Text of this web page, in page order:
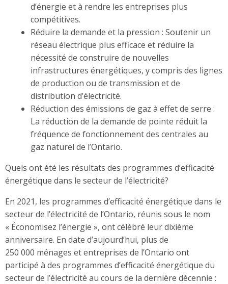
d’énergie et à rendre les entreprises plus
compétitives.
Réduire la demande et la pression : Soutenir un
réseau électrique plus efficace et réduire la
nécessité de construire de nouvelles
infrastructures énergétiques, y compris des lignes
de production ou de transmission et de
distribution d’électricité.
Réduction des émissions de gaz à effet de serre :
La réduction de la demande de pointe réduit la
fréquence de fonctionnement des centrales au
gaz naturel de l’Ontario.
Quels ont été les résultats des programmes d’efficacité
énergétique dans le secteur de l’électricité?
En 2021, les programmes d’efficacité énergétique dans le
secteur de l’électricité de l’Ontario, réunis sous le nom
« Économisez l’énergie », ont célébré leur dixième
anniversaire. En date d’aujourd’hui, plus de
250 000 ménages et entreprises de l’Ontario ont
participé à des programmes d’efficacité énergétique du
secteur de l’électricité au cours de la dernière décennie :